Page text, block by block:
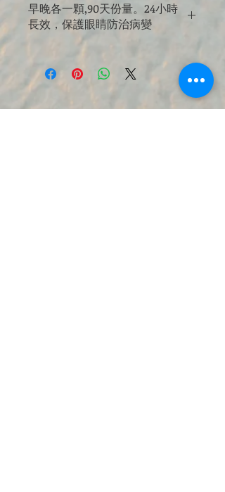
早晚各一顆,90天份量。24小時
長效，保護眼睛防治病變